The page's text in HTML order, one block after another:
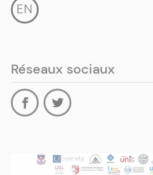
EN
Réseaux sociaux